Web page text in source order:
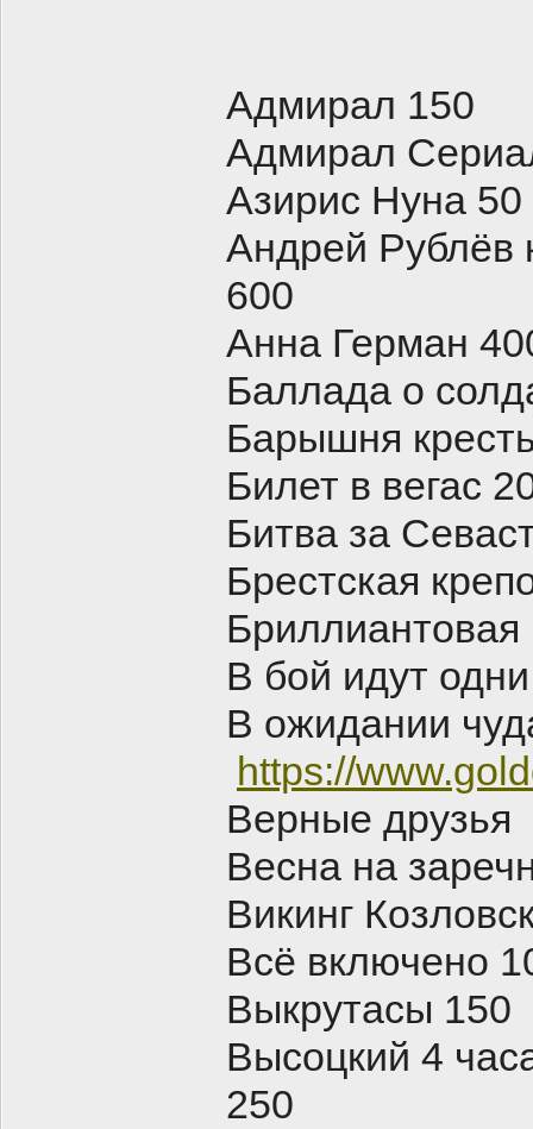
Адмирал 150
Адмирал
Азирис Нуна 50
Андрей Рублёв
600
Анна Герман
Баллада о
Барышня
Билет в вегас
Битва за
Брестская
В бой идут
В ожидании
https://
Верные
Весна на
Викинг
Всё включено
Выкрутасы 150
Высоцкий 4
250